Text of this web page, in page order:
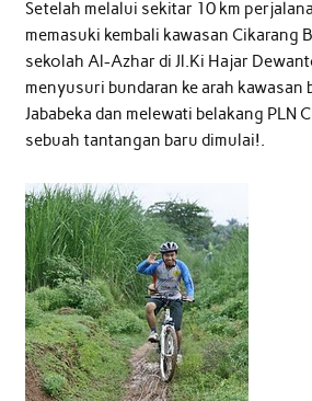
Setelah melalui sekitar 10 km
memasuki kembali kawasan Cikarang
sekolah Al-Azhar di Jl.Ki Hajar
menyusuri bundaran ke arah kawasan
Jababeka dan melewati belakang PLN
sebuah tantangan baru dimulai!.